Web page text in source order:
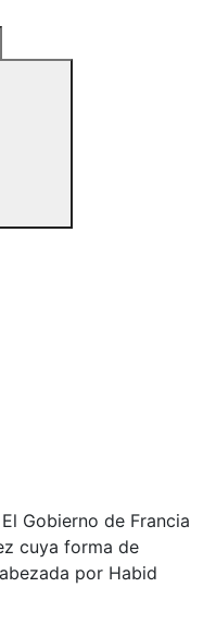
El Gobierno de Francia
cuya forma de
por Habid